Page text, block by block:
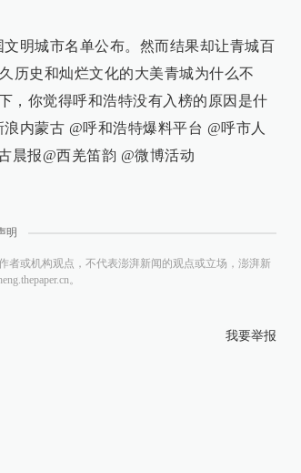
明城市名单公布。然而结果却让青城百
历史和灿烂文化的大美青城为什么不
，你觉得呼和浩特没有入榜的原因是什
内蒙古 @呼和浩特爆料平台 @呼市人
晨报@西羌笛韵 @微博活动
明
者或机构观点，不代表澎湃新闻的观点或立场，澎湃新
。
我要举报